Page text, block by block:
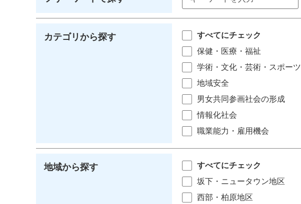
カテゴリから探す
すべてにチェック
保健・医療・福祉
学術・文化・芸術・スポーツ
地域安全
男女共同参画社会の形成
情報化社会
職業能力・雇用機会
地域から探す
すべてにチェック
坂下・ニュータウン地区
西部・柏原地区